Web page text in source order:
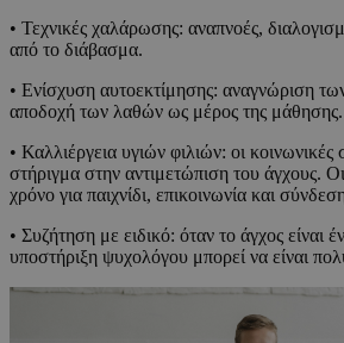
• Τεχνικές χαλάρωσης: αναπνοές,
από το διάβασμα.
• Ενίσχυση αυτοεκτίμησης: αναγνώριση
αποδοχή των λαθών ως μέρος της μάθησης.
• Καλλιέργεια υγιών φιλιών: οι κοινωνικές
στήριγμα στην αντιμετώπιση του άγχους.
χρόνο για παιχνίδι, επικοινωνία και
• Συζήτηση με ειδικό: όταν το άγχος είναι
υποστήριξη ψυχολόγου μπορεί να είναι